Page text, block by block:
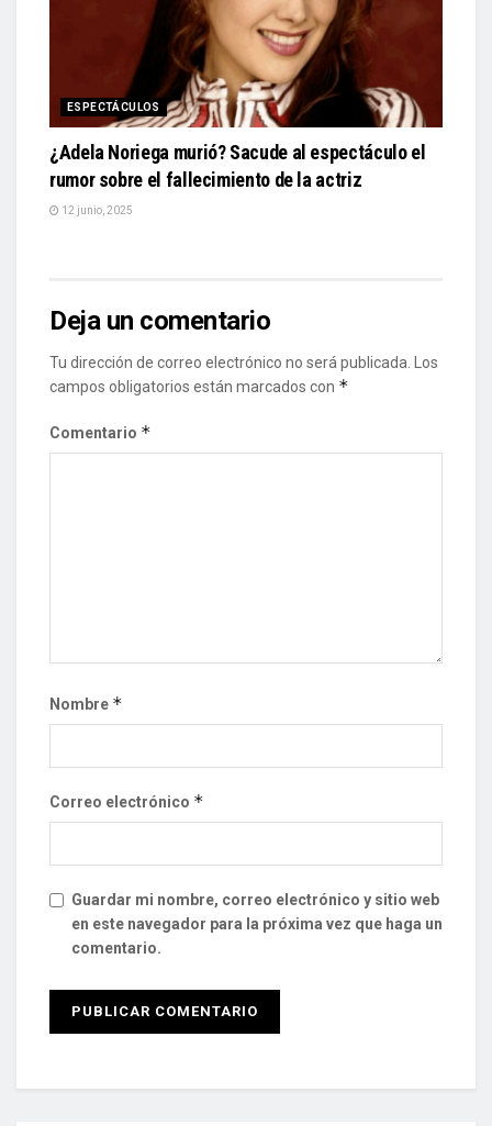
ESPECTÁCULOS
¿Adela Noriega murió? Sacude al espectáculo el
rumor sobre el fallecimiento de la actriz
12 junio, 2025
Deja un comentario
Tu dirección de correo electrónico no será publicada.
Los
campos obligatorios están marcados con *
Comentario *
Nombre *
Correo electrónico *
Guardar mi nombre, correo electrónico y sitio web
en este navegador para la próxima vez que haga un
comentario.